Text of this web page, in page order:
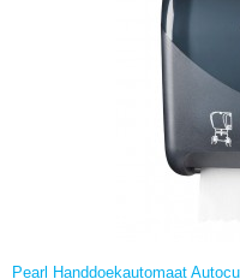
Pearl Handdoekautomaat